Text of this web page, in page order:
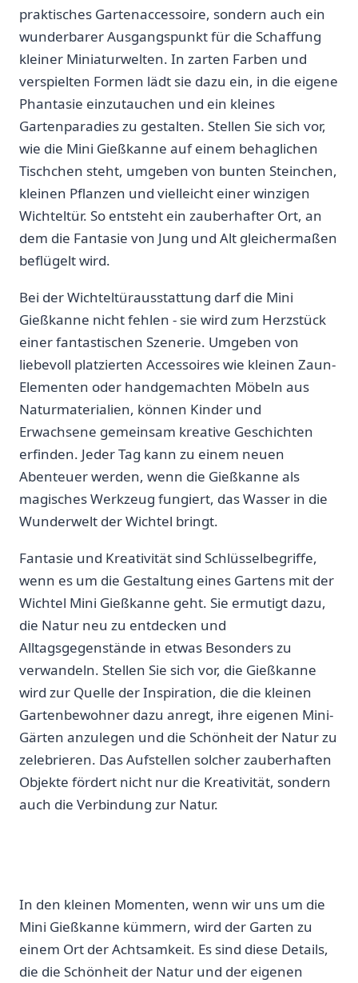
praktisches Gartenaccessoire, ⁢sondern⁢ auch ein ​
wunderbarer‍ Ausgangspunkt ‌für die Schaffung⁣
kleiner Miniaturwelten. In zarten Farben und
verspielten Formen lädt‌ sie dazu ein, in die eigene
Phantasie einzutauchen ⁤und ein kleines
Gartenparadies ⁢zu gestalten. Stellen Sie sich vor,
wie die Mini⁣ Gießkanne auf einem ‌behaglichen
Tischchen ‌steht, umgeben‌ von bunten Steinchen,⁢
kleinen ⁣Pflanzen und vielleicht einer⁤ winzigen ​
Wichteltür.⁤ So entsteht ein zauberhafter ⁤Ort, an
dem⁣ die Fantasie von Jung und Alt gleichermaßen
‍beflügelt wird.
Bei​ der Wichteltürausstattung darf die Mini
Gießkanne nicht fehlen ‍- ​sie wird zum⁤ Herzstück
einer fantastischen Szenerie. ⁤Umgeben ‍von⁣
liebevoll platzierten Accessoires wie kleinen Zaun-
Elementen oder handgemachten Möbeln aus
⁢Naturmaterialien, ⁢können Kinder und
Erwachsene gemeinsam kreative Geschichten
erfinden. Jeder Tag kann zu einem neuen
Abenteuer werden, wenn die Gießkanne als
magisches Werkzeug fungiert, das Wasser in ‌die
Wunderwelt der Wichtel ‌bringt.
Fantasie und Kreativität sind‌ Schlüsselbegriffe,
wenn es ⁤um die Gestaltung eines Gartens‍ mit der
Wichtel ⁢Mini‌ Gießkanne geht. Sie ermutigt ‍dazu,⁢
die Natur neu zu entdecken und
Alltagsgegenstände in etwas ⁤Besonders zu
verwandeln. Stellen Sie sich vor, die Gießkanne
wird zur ‍Quelle der Inspiration,⁤ die die kleinen
⁤Gartenbewohner dazu​ anregt, ihre eigenen Mini-
Gärten‍ anzulegen und die ⁤Schönheit der ‌Natur zu
zelebrieren. Das ⁣Aufstellen solcher zauberhaften
Objekte​ fördert​ nicht​ nur‌ die Kreativität, ‌sondern
auch die Verbindung zur Natur.
In den kleinen⁣ Momenten, wenn wir uns⁣ um die
Mini Gießkanne kümmern, wird der‍ Garten ⁢zu
einem Ort der Achtsamkeit. Es​ sind diese Details,⁣
die die Schönheit der Natur und der eigenen